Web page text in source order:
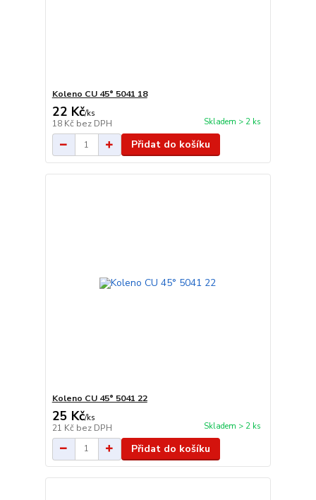
Koleno CU 45° 5041 18
22 Kč/ks
18 Kč bez DPH Skladem > 2 ks
Přidat do košíku
Koleno CU 45° 5041 22
25 Kč/ks
21 Kč bez DPH Skladem > 2 ks
Přidat do košíku